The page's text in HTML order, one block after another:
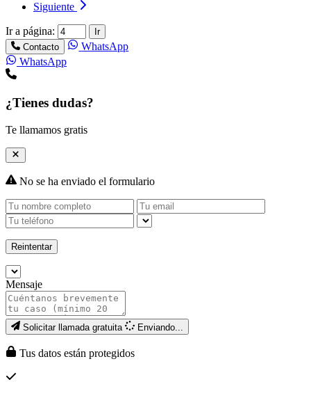
Siguiente
Ir a página:
Ir
Contacto
WhatsApp
WhatsApp
¿Tienes dudas?
Te llamamos gratis
No se ha enviado el formulario
Reintentar
Mensaje
Solicitar llamada gratuita Enviando...
Tus datos están protegidos